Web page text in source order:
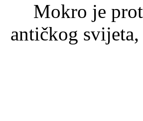
Mokro je
antičkog